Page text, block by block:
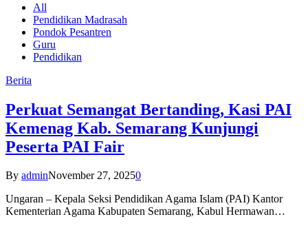
All
Pendidikan Madrasah
Pondok Pesantren
Guru
Pendidikan
Berita
Perkuat Semangat Bertanding, Kasi PAI
Kemenag Kab. Semarang Kunjungi
Peserta PAI Fair
By adminNovember 27, 20250
Ungaran – Kepala Seksi Pendidikan Agama Islam (PAI) Kantor
Kementerian Agama Kabupaten Semarang, Kabul Hermawan…